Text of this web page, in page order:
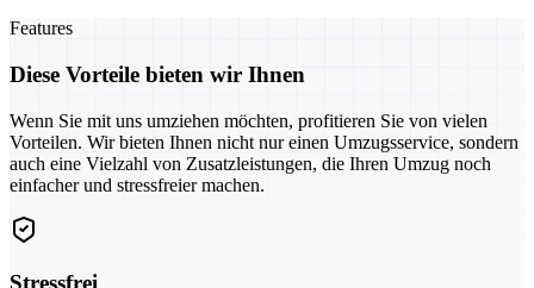
Features
Diese Vorteile bieten wir Ihnen
Wenn Sie mit uns umziehen möchten, profitieren Sie von vielen
Vorteilen. Wir bieten Ihnen nicht nur einen Umzugsservice, sondern
auch eine Vielzahl von Zusatzleistungen, die Ihren Umzug noch
einfacher und stressfreier machen.
Stressfrei